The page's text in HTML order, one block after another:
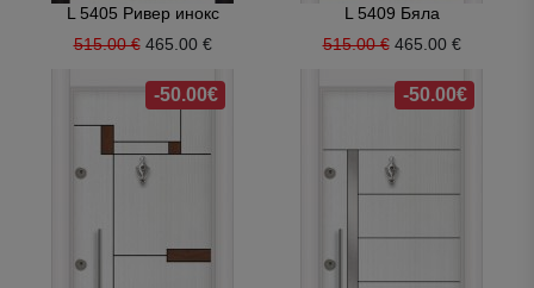
L 5405 Ривер инокс
515.00 € 465.00 €
L 5409 Бяла
515.00 € 465.00 €
-50.00€ -50.00€